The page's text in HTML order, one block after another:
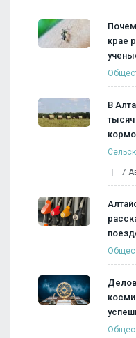
крае
В
тысяч
7